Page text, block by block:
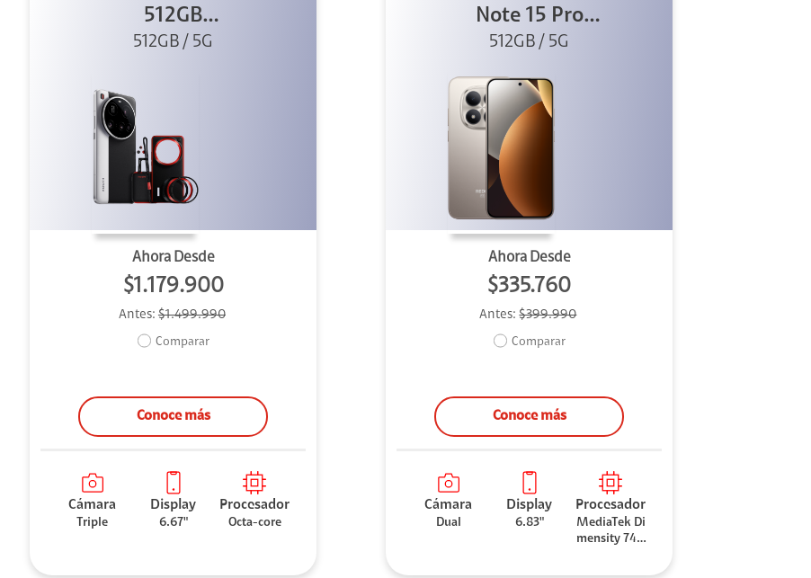
512GB
Photography Kit
512GB / 5G
Ahora Desde
$1.179.900
Antes: $1.499.990
Comparar
Conoce más
Cámara
Triple
Display
6.67"
Procesador
Octa-core
Note 15 Pro
512GB 5G Titanio
512GB / 5G
Ahora Desde
$335.760
Antes:$399.990
Comparar
Conoce más
Cámara
Dual
Display
6.83"
Procesador
MediaTek Di
mensity 740